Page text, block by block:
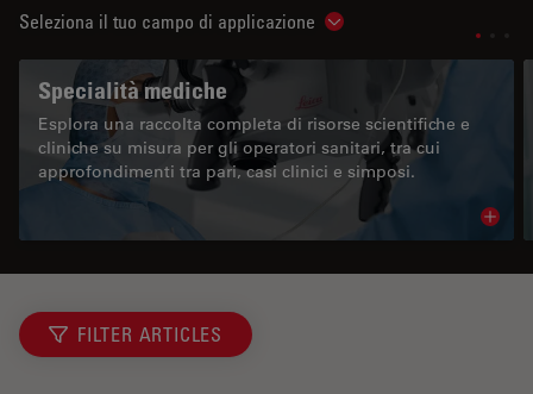
Seleziona il tuo campo di applicazione Show subnavigation
Specialità mediche
Esplora una raccolta completa di risorse scientifiche e
cliniche su misura per gli operatori sanitari, tra cui
approfondimenti tra pari, casi clinici e simposi.
FILTER ARTICLES